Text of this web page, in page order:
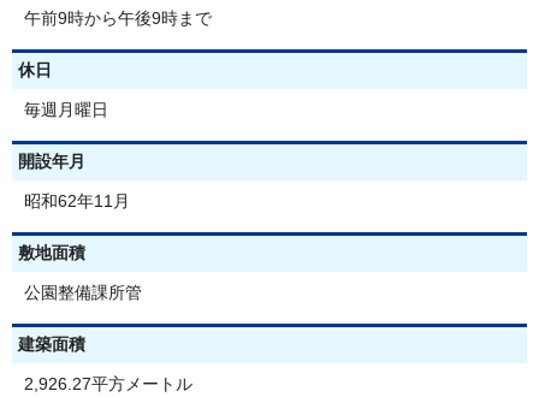
午前9時から午後9時まで
休日
毎週月曜日
開設年月
昭和62年11月
敷地面積
公園整備課所管
建築面積
2,926.27平方メートル